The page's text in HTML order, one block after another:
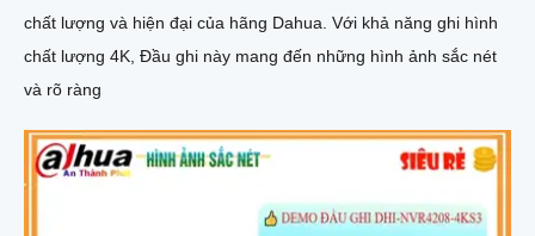
chất lượng và hiện đại của hãng Dahua. Với khả năng ghi hình
chất lượng 4K, Đầu ghi này mang đến những hình ảnh sắc nét
và rõ ràng